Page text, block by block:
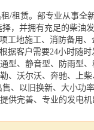
/租赁。部专业从事
，并拥有充足的柴油
工地施工、消防备用
据客户需要24小时随
型、静音型、防雨型
、沃尔沃、奔驰、上
、以旧换新、大小功
供完善、专业的发电